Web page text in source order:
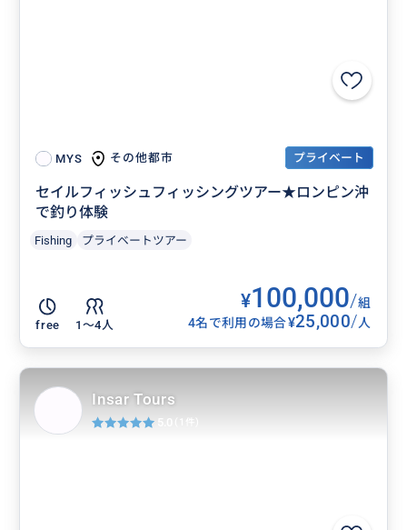
MYS その他都市 プライベート
セイルフィッシュフィッシングツアー★ロンピン沖
で釣り体験
Fishing プライベートツアー
free 1〜4人
¥100,000/組
4名で利用の場合¥25,000/人
Insar Tours
5.0 (1件)